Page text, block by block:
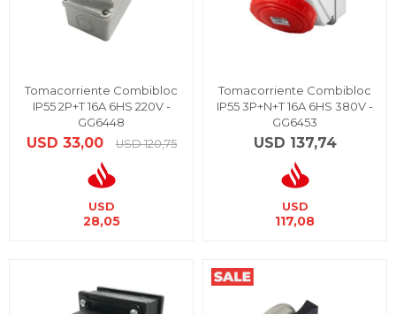
Tomacorriente Combibloc
IP55 2P+T 16A 6HS 220V -
GG6448
USD 33,00 USD 120,75
USD
28,05
Tomacorriente Combibloc
IP55 3P+N+T 16A 6HS 380V -
GG6453
USD 137,74
USD
117,08